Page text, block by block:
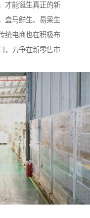
才能诞生真正的新
盒马鲜生、易果生
统电商也在积极布
，力争在新零售市